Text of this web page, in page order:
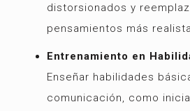
distorsionados y
pensamientos más
Entrenamiento en
Enseñar habilidades
comunicación, como